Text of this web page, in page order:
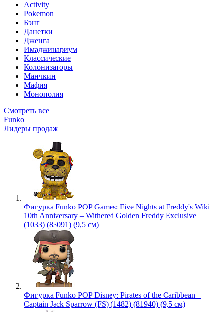
Activity
Pokemon
Бэнг
Данетки
Дженга
Имаджинариум
Классические
Колонизаторы
Манчкин
Мафия
Монополия
Смотреть все
Funko
Лидеры продаж
Фигурка Funko POP Games: Five Nights at Freddy's Wiki
10th Anniversary – Withered Golden Freddy Exclusive
(1033) (83091) (9,5 см)
Фигурка Funko POP Disney: Pirates of the Caribbean –
Captain Jack Sparrow (FS) (1482) (81940) (9,5 см)